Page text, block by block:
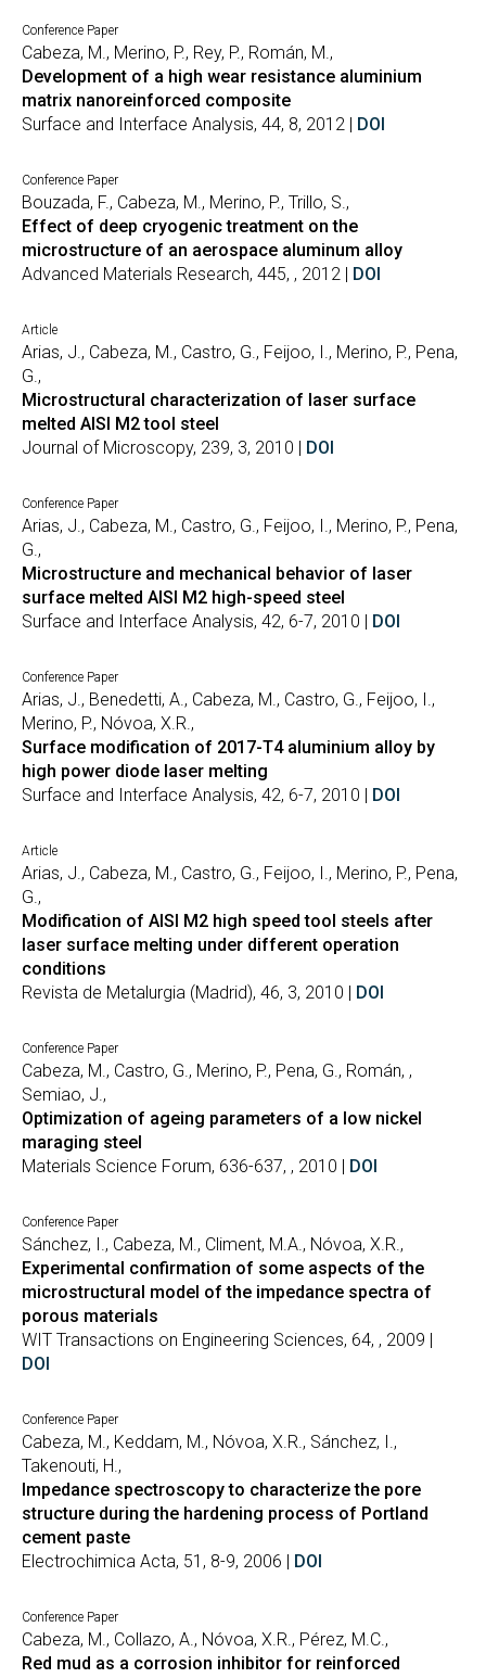
Conference Paper
Cabeza, M., Merino, P., Rey, P., Román, M.,
Development of a high wear resistance aluminium
matrix nanoreinforced composite
Surface and Interface Analysis, 44, 8, 2012 | DOI
Conference Paper
Bouzada, F., Cabeza, M., Merino, P., Trillo, S.,
Effect of deep cryogenic treatment on the
microstructure of an aerospace aluminum alloy
Advanced Materials Research, 445, , 2012 | DOI
Article
Arias, J., Cabeza, M., Castro, G., Feijoo, I., Merino, P., Pena,
G.,
Microstructural characterization of laser surface
melted AISI M2 tool steel
Journal of Microscopy, 239, 3, 2010 | DOI
Conference Paper
Arias, J., Cabeza, M., Castro, G., Feijoo, I., Merino, P., Pena,
G.,
Microstructure and mechanical behavior of laser
surface melted AISI M2 high-speed steel
Surface and Interface Analysis, 42, 6-7, 2010 | DOI
Conference Paper
Arias, J., Benedetti, A., Cabeza, M., Castro, G., Feijoo, I.,
Merino, P., Nóvoa, X.R.,
Surface modification of 2017-T4 aluminium alloy by
high power diode laser melting
Surface and Interface Analysis, 42, 6-7, 2010 | DOI
Article
Arias, J., Cabeza, M., Castro, G., Feijoo, I., Merino, P., Pena,
G.,
Modification of AISI M2 high speed tool steels after
laser surface melting under different operation
conditions
Revista de Metalurgia (Madrid), 46, 3, 2010 | DOI
Conference Paper
Cabeza, M., Castro, G., Merino, P., Pena, G., Román, ,
Semiao, J.,
Optimization of ageing parameters of a low nickel
maraging steel
Materials Science Forum, 636-637, , 2010 | DOI
Conference Paper
Sánchez, I., Cabeza, M., Climent, M.A., Nóvoa, X.R.,
Experimental confirmation of some aspects of the
microstructural model of the impedance spectra of
porous materials
WIT Transactions on Engineering Sciences, 64, , 2009 |
DOI
Conference Paper
Cabeza, M., Keddam, M., Nóvoa, X.R., Sánchez, I.,
Takenouti, H.,
Impedance spectroscopy to characterize the pore
structure during the hardening process of Portland
cement paste
Electrochimica Acta, 51, 8-9, 2006 | DOI
Conference Paper
Cabeza, M., Collazo, A., Nóvoa, X.R., Pérez, M.C.,
Red mud as a corrosion inhibitor for reinforced